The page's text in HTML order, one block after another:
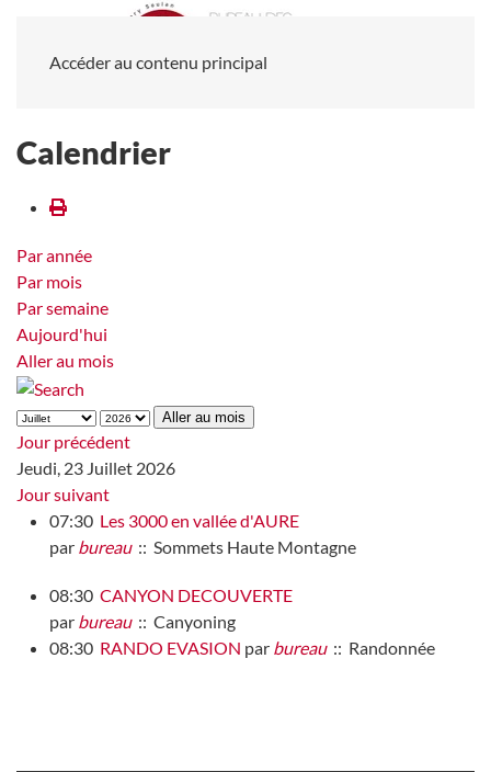
Accéder au contenu principal
Calendrier
Par année
Par mois
Par semaine
Aujourd'hui
Aller au mois
Aller au mois
Jour précédent
Jeudi, 23 Juillet 2026
Jour suivant
07:30 Les 3000 en vallée d'AURE
par bureau:: Sommets Haute Montagne
08:30 CANYON DECOUVERTE
par bureau:: Canyoning
08:30 RANDO EVASION par bureau:: Randonnée